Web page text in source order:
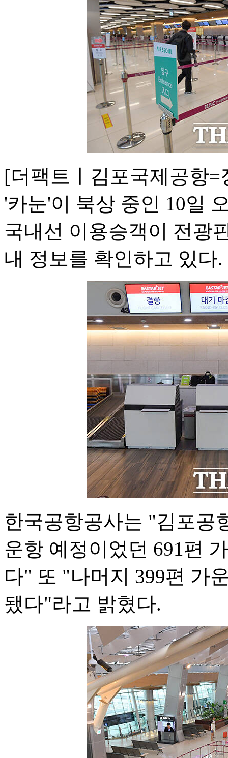
[더팩트ㅣ김포국제공항
'카눈'이 북상 중인 10일
국내선 이용승객이 전광
내 정보를 확인하고 있다.
한국공항공사는 "김포공
운항 예정이었던 691편
다" 또 "나머지 399편 가
됐다"라고 밝혔다.